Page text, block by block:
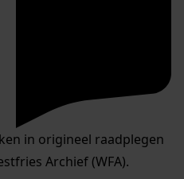
in origineel raadplegen
Archief (WFA).